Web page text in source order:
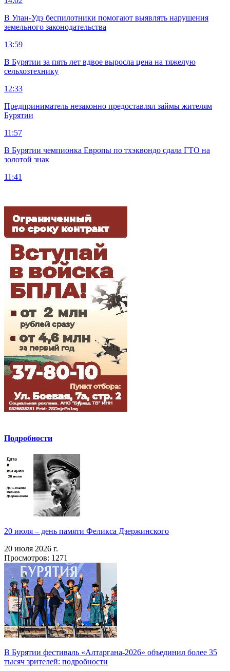
В Улан-Удэ беспилотники помогают выявлять нарушения
земельного законодательства
13:59
В Бурятии за пять лет вдвое выросла цена на тяжелую
сельхозтехнику
12:33
Предприниматель незаконно предоставлял займы жителям
Бурятии
11:57
В Бурятии чемпионка Европы по тхэквондо сдала ГТО на
золотой знак
11:41
Подробности
20 июля – день памяти Феликса Дзержинского
20 июля 2026 г.
Просмотров: 1271
В Бурятии фестиваль «Алтаргана-2026» объединил более 35
тысяч зрителей: подробности